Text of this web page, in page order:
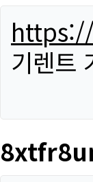
기렌트